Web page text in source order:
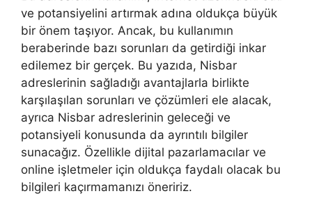
ve potansiyelini artırmak adına oldukça büyük
bir önem taşıyor. Ancak, bu kullanımın
beraberinde bazı sorunları da getirdiği inkar
edilemez bir gerçek. Bu yazıda, Nisbar
adreslerinin sağladığı avantajlarla birlikte
karşılaşılan sorunları ve çözümleri ele alacak,
ayrıca Nisbar adreslerinin geleceği ve
potansiyeli konusunda da ayrıntılı bilgiler
sunacağız. Özellikle dijital pazarlamacılar ve
online işletmeler için oldukça faydalı olacak bu
bilgileri kaçırmamanızı öneririz.